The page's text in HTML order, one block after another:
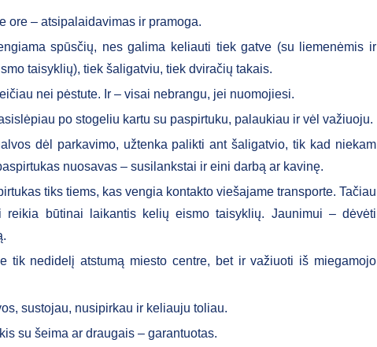
ore – atsipalaidavimas ir pramoga.
spūsčių, nes galima keliauti tiek gatve (su liemenėmis ir
taisyklių), tiek šaligatviu, tiek dviračių takais.
nei pėstute. Ir – visai nebrangu, jei nuomojiesi.
po stogeliu kartu su paspirtuku, palaukiau ir vėl važiuoju.
dėl parkavimo, užtenka palikti ant šaligatvio, tik kad niekam
nuosavas – susilankstai ir eini darbą ar kavinę.
tiks tiems, kas vengia kontakto viešajame transporte. Tačiau
reikia būtinai laikantis kelių eismo taisyklių. Jaunimui – dėvėti
tik nedidelį atstumą miesto centre, bet ir važiuoti iš miegamojo
sustojau, nusipirkau ir keliauju toliau.
su šeima ar draugais – garantuotas.